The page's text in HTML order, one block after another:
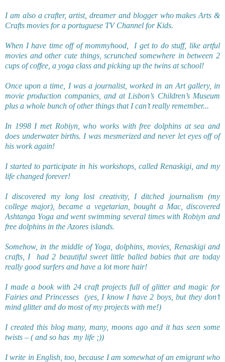
I am also a crafter, artist, dreamer and blogger who makes Arts &
Crafts movies for a portuguese TV Channel for Kids.
When I have time off of mommyhood, I get to do stuff, like artful
movies and other cute things, scrunched somewhere in between 2
cups of coffee, a yoga class and picking up the twins at school!
Once upon a time, I was a journalist, worked in an Art gallery, in
movie production companies, and at Lisbon’s Children’s Museum
plus a whole bunch of other things that I can’t really remember...
In 1998 I met Robiyn, who works with free dolphins at sea and
does underwater births. I was mesmerized and never let eyes off of
his work again!
I started to participate in his workshops, called Renaskigi, and my
life changed forever!
I discovered my long lost creativity, I ditched journalism (my
college major), became a vegetarian, bought a Mac, discovered
Ashtanga Yoga and went swimming several times with Robiyn and
free dolphins in the Azores islands.
Somehow, in the middle of Yoga, dolphins, movies, Renaskigi and
crafts, I
had 2 beautiful sweet little balled babies that are today
really good surfers and have a lot more hair!
I made a book with 24 craft projects full of glitter and magic for
Fairies and Princesses
(yes, I know I have 2 boys, but they don’t
mind glitter and do most of my projects with me!)
I created this blog many, many, moons ago and it has seen some
twists – ( and so has my life ;))
I write in English, too, because I am somewhat of an emigrant who